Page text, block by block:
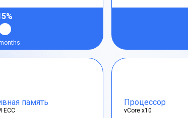
память
ECC
Процессор
vCore x10